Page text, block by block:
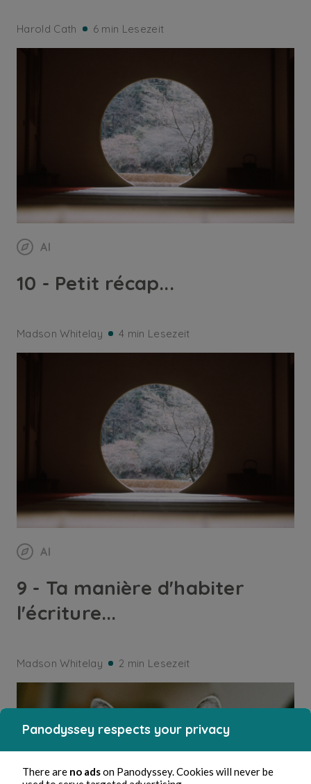
Harold Cath 6 min Lesezeit
AI
10 - Petit récap...
Madson Whitelay 4 min Lesezeit
AI
9 - Ta manière d'habiter
l'écriture...
Madson Whitelay 2 min Lesezeit
Panodyssey respects your privacy
There are no adson Panodyssey. Cookies will never be